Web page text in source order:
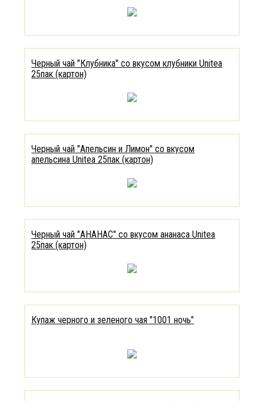
Черный чай "Клубника" со вкусом клубники Unitea
25пак (картон)
Черный чай "Апельсин и Лимон" со вкусом
апельсина Unitea 25пак (картон)
Черный чай "АНАНАС" со вкусом ананаса Unitea
25пак (картон)
Купаж черного и зеленого чая "1001 ночь"